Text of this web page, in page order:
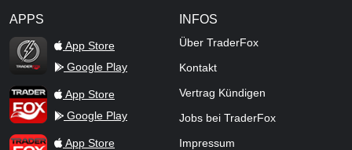
APPS
TraderFox Flash
App Store
Google Play
TraderFox AppApp Store
Google Play
TraderFox ProApp Store
INFOS
Über TraderFox
Kontakt
Vertrag Kündigen
Jobs bei TraderFox
Impressum